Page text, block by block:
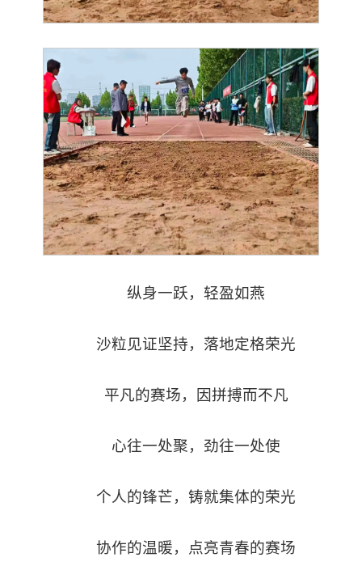
纵身一跃，轻盈如燕
沙粒见证坚持，落地定格荣光
平凡的赛场，因拼搏而不凡
心往一处聚，劲往一处使
个人的锋芒，铸就集体的荣光
协作的温暖，点亮青春的赛场